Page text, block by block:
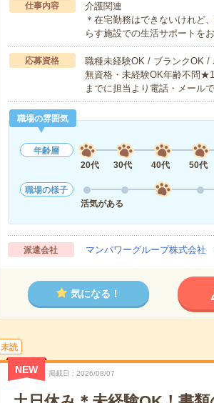
仕事内容
介護関連
＊在宅勤務はできないけれど
らす施設での生活サポートを
応募資格
職種未経験OK / ブランクOK /
無資格・未経験OK年齢不問
までに担当より電話・メール
職場の雰囲気
年齢層
20代
30代 40代 50代
職場の様子
活気がある
派遣会社 マンパワーグループ株式会
気になる！
未読
NEW 掲載日 2026/08/07